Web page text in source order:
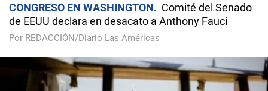
CONGRESO EN WASHINGTON
Comité del Senado
de EEUU declara en desacato a Anthony Fauci
Por REDACCIÓN/Diario Las Américas